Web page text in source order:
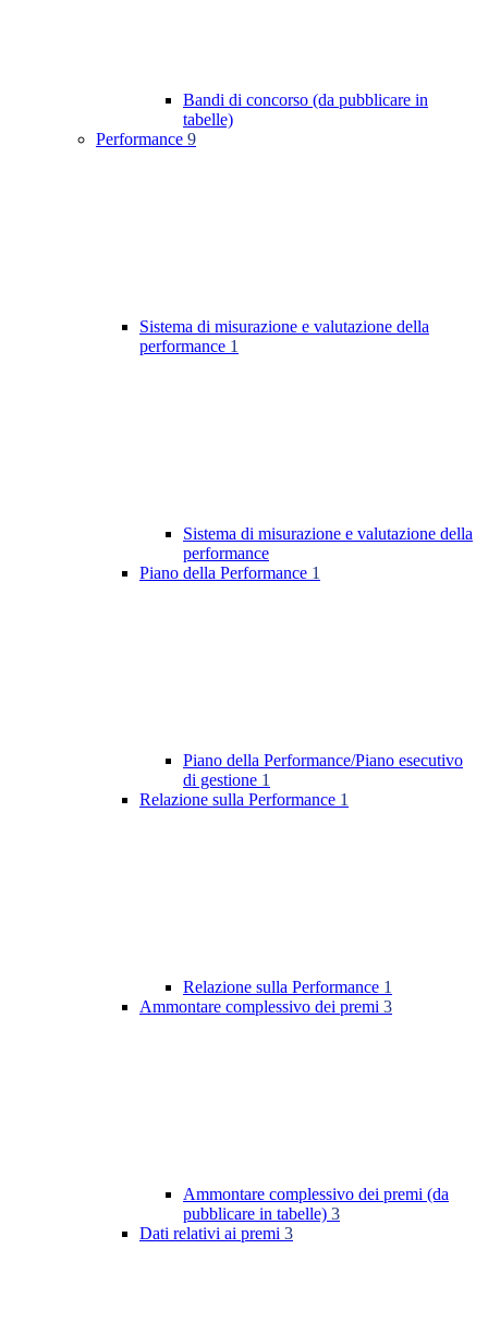
Bandi di concorso (da pubblicare in
tabelle)
Performance 9
Sistema di misurazione e valutazione della
performance 1
Sistema di misurazione e valutazione della
performance
Piano della Performance 1
Piano della Performance/Piano esecutivo
di gestione 1
Relazione sulla Performance 1
Relazione sulla Performance 1
Ammontare complessivo dei premi 3
Ammontare complessivo dei premi (da
pubblicare in tabelle) 3
Dati relativi ai premi 3